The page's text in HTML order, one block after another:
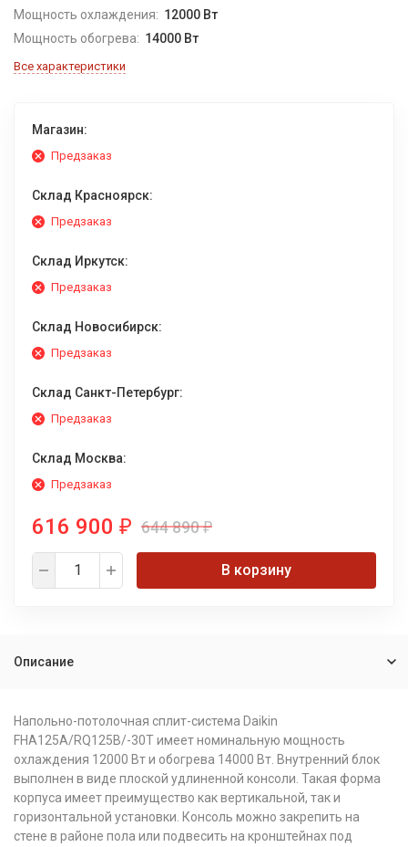
Мощность охлаждения: 12000 Вт
Мощность обогрева: 14000 Вт
Все характеристики
Магазин:
Предзаказ
Склад Красноярск:
Предзаказ
Склад Иркутск:
Предзаказ
Склад Новосибирск:
Предзаказ
Склад Санкт-Петербург:
Предзаказ
Склад Москва:
Предзаказ
616 900 ₽ 644 890₽
В корзину
Описание
Напольно-потолочная сплит-система Daikin
FHA125A/RQ125B/-30T имеет номинальную мощность
охлаждения 12000 Вт и обогрева 14000 Вт. Внутренний блок
выполнен в виде плоской удлиненной консоли. Такая форма
корпуса имеет преимущество как вертикальной, так и
горизонтальной установки. Консоль можно закрепить на
стене в районе пола или подвесить на кронштейнах под